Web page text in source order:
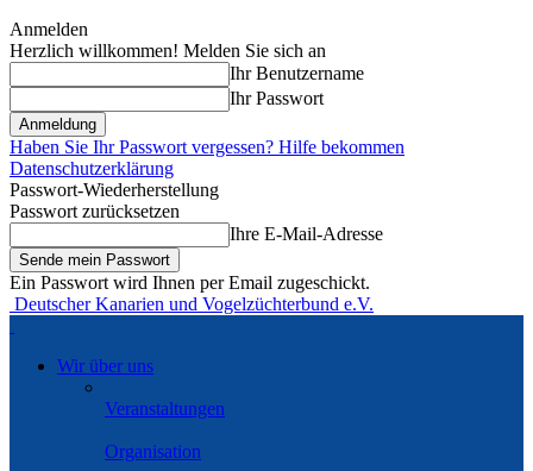
Anmelden
Herzlich willkommen! Melden Sie sich an
Ihr Benutzername
Ihr Passwort
Haben Sie Ihr Passwort vergessen? Hilfe bekommen
Datenschutzerklärung
Passwort-Wiederherstellung
Passwort zurücksetzen
Ihre E-Mail-Adresse
Ein Passwort wird Ihnen per Email zugeschickt.
Deutscher Kanarien und Vogelzüchterbund e.V.
Wir über uns
Veranstaltungen
Organisation